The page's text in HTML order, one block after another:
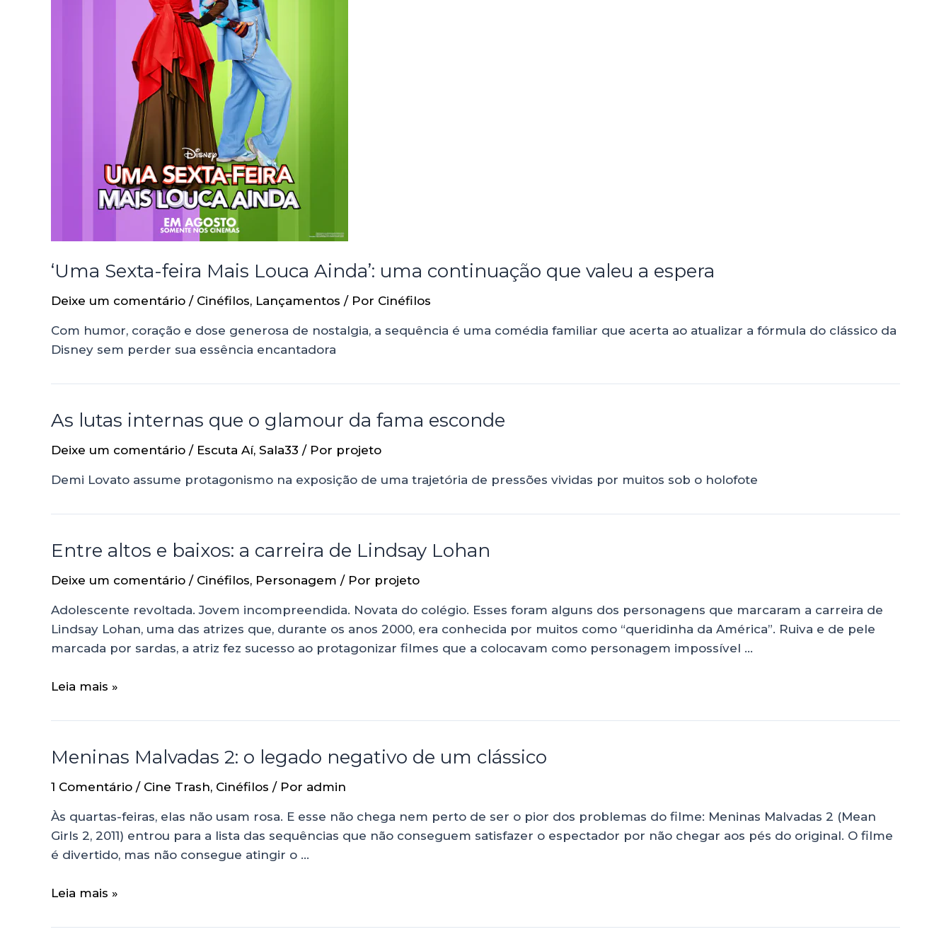
‘Uma Sexta-feira Mais Louca Ainda’: uma continuação que valeu a espera
Deixe um comentário / Cinéfilos, Lançamentos / Por Cinéfilos
Com humor, coração e dose generosa de nostalgia, a sequência é uma comédia familiar que acerta ao atualizar a fórmula do clássico da
Disney sem perder sua essência encantadora
As lutas internas que o glamour da fama esconde
Deixe um comentário / Escuta Aí, Sala33 / Por projeto
Demi Lovato assume protagonismo na exposição de uma trajetória de pressões vividas por muitos sob o holofote
Entre altos e baixos: a carreira de Lindsay Lohan
Deixe um comentário / Cinéfilos, Personagem / Por projeto
Adolescente revoltada. Jovem incompreendida. Novata do colégio. Esses foram alguns dos personagens que marcaram a carreira de
Lindsay Lohan, uma das atrizes que, durante os anos 2000, era conhecida por muitos como “queridinha da América”. Ruiva e de pele
marcada por sardas, a atriz fez sucesso ao protagonizar filmes que a colocavam como personagem impossível …
Leia mais »
Meninas Malvadas 2: o legado negativo de um clássico
1 Comentário / Cine Trash, Cinéfilos / Por admin
Às quartas-feiras, elas não usam rosa. E esse não chega nem perto de ser o pior dos problemas do filme: Meninas Malvadas 2 (Mean
Girls 2, 2011) entrou para a lista das sequências que não conseguem satisfazer o espectador por não chegar aos pés do original. O filme
é divertido, mas não consegue atingir o …
Leia mais »